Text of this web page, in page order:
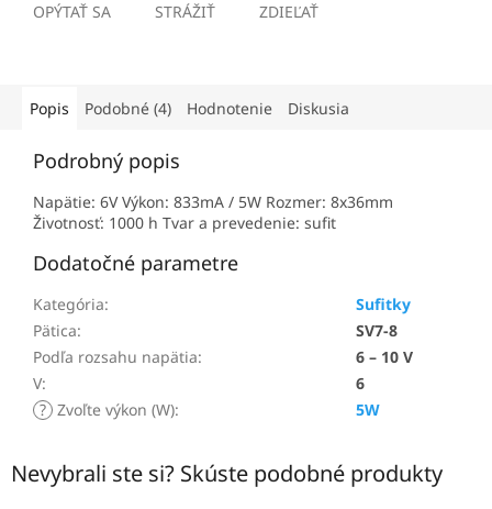
OPÝTAŤ SA STRÁŽIŤ ZDIEĽAŤ
Popis Podobné (4) Hodnotenie Diskusia
Podrobný popis
Napätie: 6V Výkon: 833mA / 5W Rozmer: 8x36mm
Životnosť: 1000 h Tvar a prevedenie: sufit
Dodatočné parametre
Kategória:
Sufitky
Pätica:
SV7-8
Podľa rozsahu napätia:
6 – 10 V
V:
6
? Zvoľte výkon (W): 5W
Nevybrali ste si? Skúste podobné produkty